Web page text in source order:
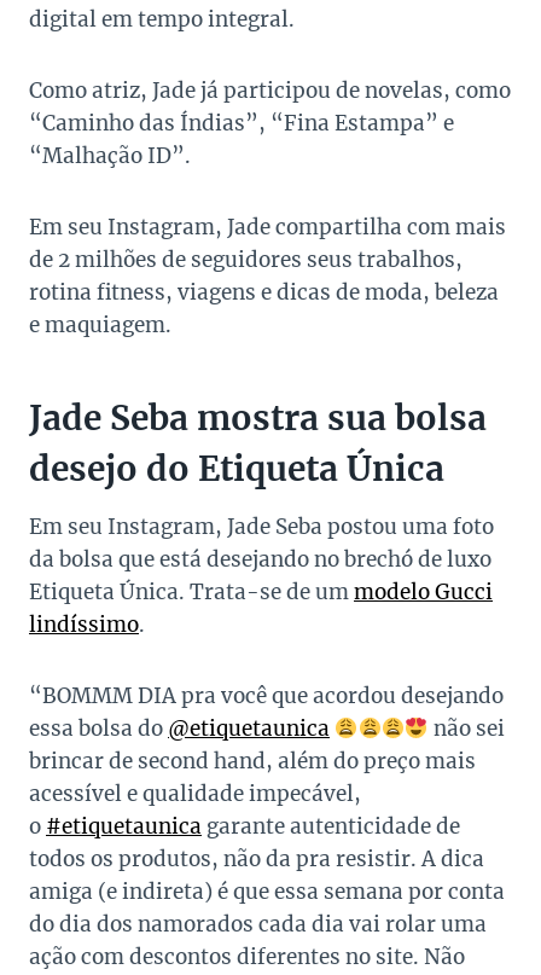
digital em tempo integral.
Como atriz, Jade já participou de novelas, como
“Caminho das Índias”, “Fina Estampa” e
“Malhação ID”.
Em seu Instagram, Jade compartilha com mais
de 2 milhões de seguidores seus trabalhos,
rotina fitness, viagens e dicas de moda, beleza
e maquiagem.
Jade Seba mostra sua bolsa
desejo do Etiqueta Única
Em seu Instagram, Jade Seba postou uma foto
da bolsa que está desejando no brechó de luxo
Etiqueta Única. Trata-se de ummodelo Gucci
lindíssimo.
“BOMMM DIA pra você que acordou desejando
essa bolsa do @etiquetaunica
não sei
brincar de second hand, além do preço mais
acessível e qualidade impecável,
o #etiquetaunica garante autenticidade de
todos os produtos, não da pra resistir. A dica
amiga (e indireta) é que essa semana por conta
do dia dos namorados cada dia vai rolar uma
ação com descontos diferentes no site. Não